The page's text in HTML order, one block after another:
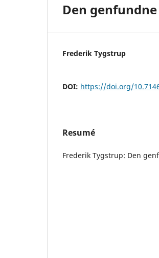
Den
Frederik Tygstrup
DOI: https://doi.org/
Resumé
Frederik Tygstrup: Den